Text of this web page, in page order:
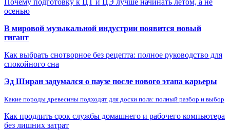
Почему подготовку к ЦТ и ЦЭ лучше начинать летом, а не
осенью
В мировой музыкальной индустрии появится новый
гигант
Как выбрать снотворное без рецепта: полное руководство для
спокойного сна
Эд Ширан задумался о паузе после нового этапа карьеры
Какие породы древесины подходят для доски пола: полный разбор и выбор
Как продлить срок службы домашнего и рабочего компьютера
без лишних затрат